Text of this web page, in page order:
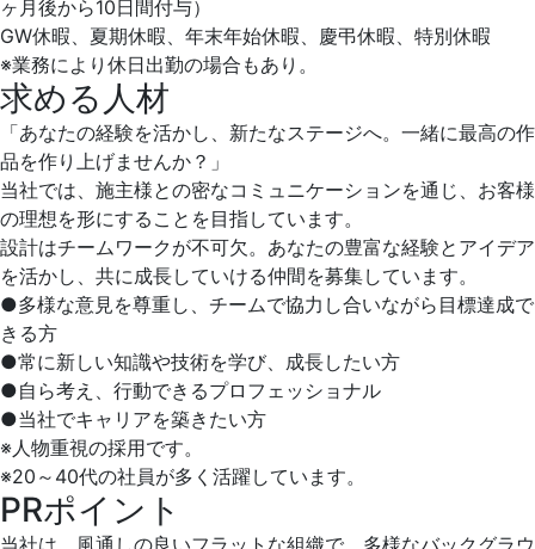
ヶ月後から10日間付与）
GW休暇、夏期休暇、年末年始休暇、慶弔休暇、特別休暇
※業務により休日出勤の場合もあり。
求める人材
「あなたの経験を活かし、新たなステージへ。一緒に最高の作
品を作り上げませんか？」
当社では、施主様との密なコミュニケーションを通じ、お客様
の理想を形にすることを目指しています。
設計はチームワークが不可欠。あなたの豊富な経験とアイデア
を活かし、共に成長していける仲間を募集しています。
●多様な意見を尊重し、チームで協力し合いながら目標達成で
きる方
●常に新しい知識や技術を学び、成長したい方
●自ら考え、行動できるプロフェッショナル
●当社でキャリアを築きたい方
※人物重視の採用です。
※20～40代の社員が多く活躍しています。
PRポイント
当社は、風通しの良いフラットな組織で、多様なバックグラウ